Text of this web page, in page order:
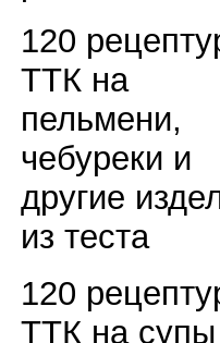
120
ТТК на
пельмени,
чебуреки и
другие
из теста
120
ТТК на